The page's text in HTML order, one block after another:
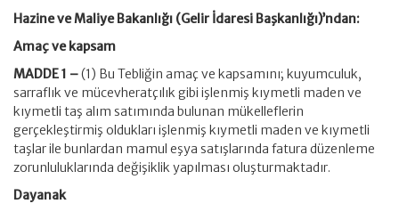
Hazine ve Maliye Bakanlığı (Gelir İdaresi Başkanlığı)’ndan:
Amaç ve kapsam
MADDE 1 –(1) Bu Tebliğin amaç ve kapsamını; kuyumculuk,
sarraflık ve mücevheratçılık gibi işlenmiş kıymetli maden ve
kıymetli taş alım satımında bulunan mükelleflerin
gerçekleştirmiş oldukları işlenmiş kıymetli maden ve kıymetli
taşlar ile bunlardan mamul eşya satışlarında fatura düzenleme
zorunluluklarında değişiklik yapılması oluşturmaktadır.
Dayanak